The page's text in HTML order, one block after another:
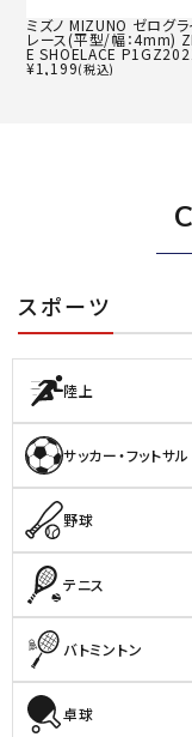
ミズノ MIZUNO ゼログラ
レース(平型/幅：4mm)
E SHOELACE
¥1,199(税込)
スポーツ
陸上
サッカー・フットサル
野球
テニス
バトミントン
卓球